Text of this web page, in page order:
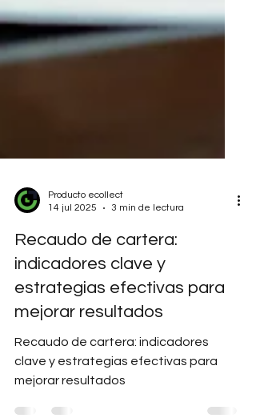
Producto ecollect
Recaudo de cartera:
indicadores clave y
estrategias efectivas para